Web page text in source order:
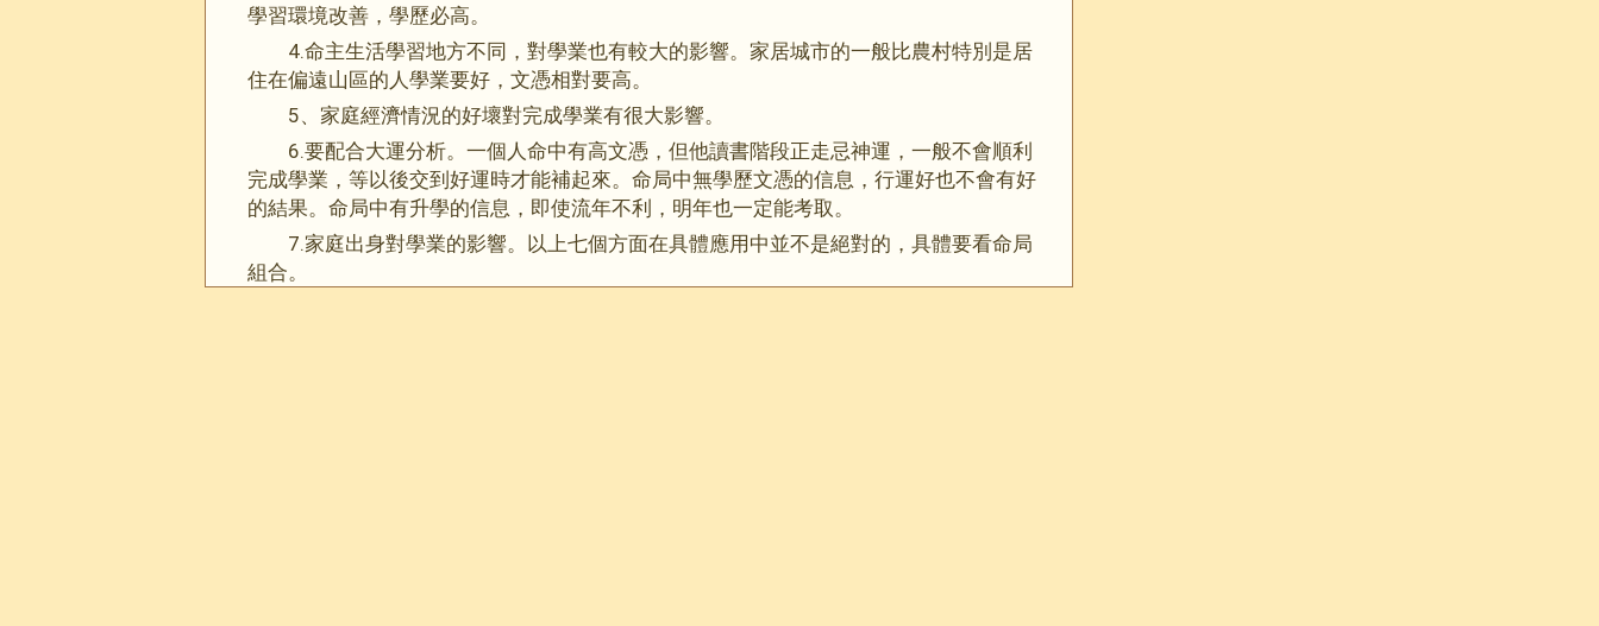
學習環境改善，學歷必高。
4.命主生活學習地方不同，對學業也有較大的影響。家居城市的一般比農村特別是居
住在偏遠山區的人學業要好，文憑相對要高。
5、家庭經濟情況的好壞對完成學業有很大影響。
6.要配合大運分析。一個人命中有高文憑，但他讀書階段正走忌神運，一般不會順利
完成學業，等以後交到好運時才能補起來。命局中無學歷文憑的信息，行運好也不會有好
的結果。命局中有升學的信息，即使流年不利，明年也一定能考取。
7.家庭出身對學業的影響。以上七個方面在具體應用中並不是絕對的，具體要看命局
組合。